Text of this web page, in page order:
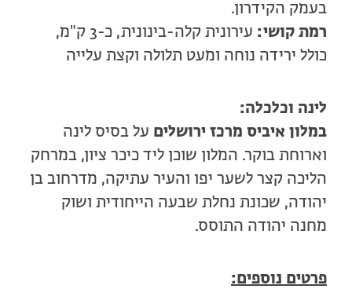
בעמק הקידרון.
רמת קושי: עירונית קלה-בינונית, כ-3 ק"מ,
כולל ירידה נוחה ומעט תלולה וקצת עלייה
לינה וכלכלה:
במלון איביס מרכז ירושלים על בסיס לינה
וארוחת בוקר. המלון שוכן ליד כיכר ציון, במרחק
הליכה קצר לשער יפו והעיר עתיקה, מדרחוב בן
יהודה, שכונת נחלת שבעה הייחודית ושוק
מחנה יהודה התוסס.
פרטים נוספים: